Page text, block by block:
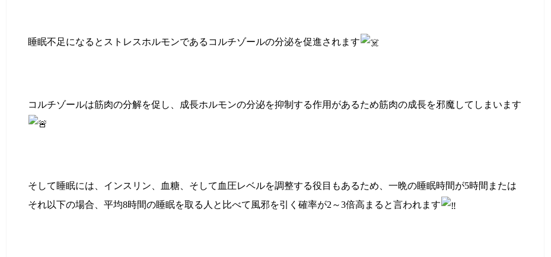
睡眠不足になるとストレスホルモンであるコルチゾールの分泌を促進されます
コルチゾールは筋肉の分解を促し、成長ホルモンの分泌を抑制する作用があるため筋肉の成長を邪魔してしまいます
そして睡眠には、インスリン、血糖、そして血圧レベルを調整する役目もあるため、一晩の睡眠時間が5時間または
それ以下の場合、平均8時間の睡眠を取る人と比べて風邪を引く確率が2～3倍高まると言われます